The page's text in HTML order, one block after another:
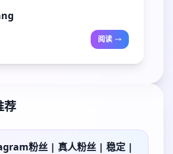
阅读
荐
粉丝 | 真人粉丝 | 稳定 |